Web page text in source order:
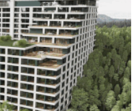
փրկարարները
բերել արգելափակումից
փոփոխություն